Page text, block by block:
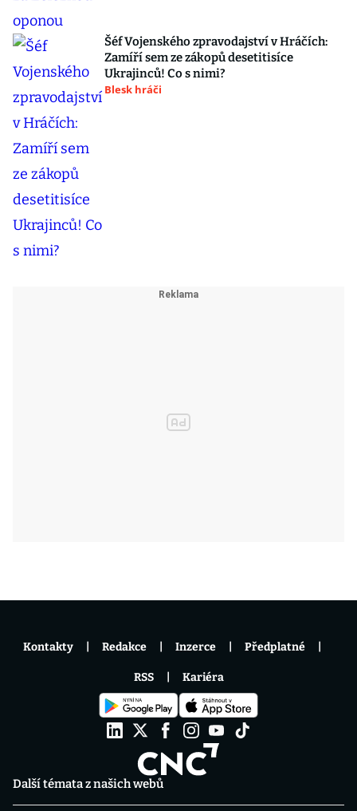
Šéf Vojenského zpravodajství v Hráčích:
Zamíří sem ze zákopů desetitisíce
Ukrajinců! Co s nimi?
Blesk hráči
Další témata z našich webů
Kontakty Redakce Inzerce Předplatné
RSS Kariéra